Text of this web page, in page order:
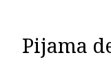
Pijama